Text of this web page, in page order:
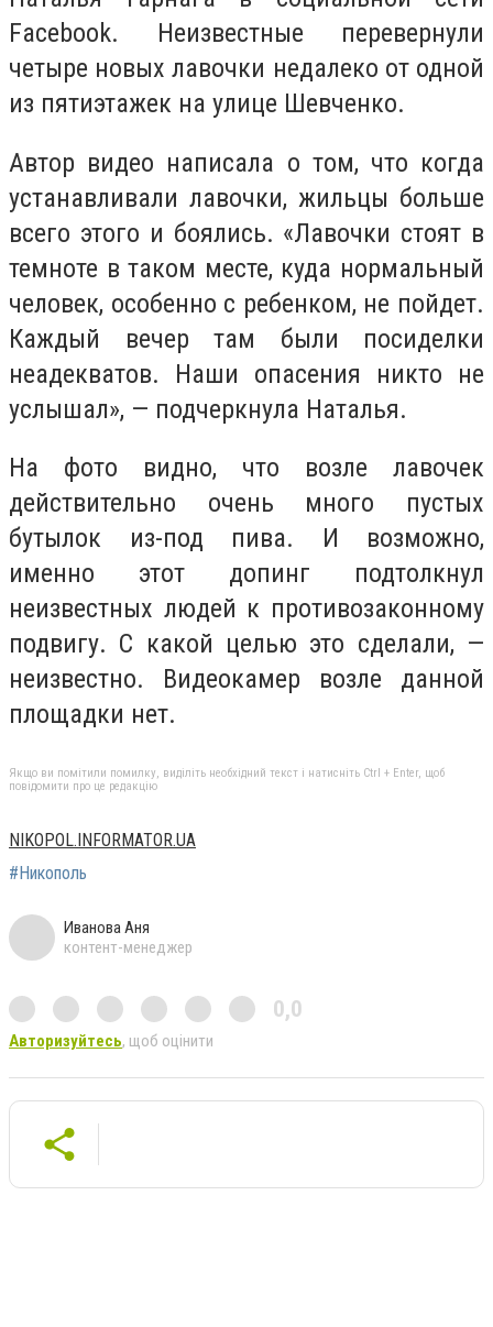
Facebook. Неизвестные перевернули
четыре новых лавочки недалеко от одной
из пятиэтажек на улице Шевченко.
Автор видео написала о том, что когда
устанавливали лавочки, жильцы больше
всего этого и боялись. «Лавочки стоят в
темноте в таком месте, куда нормальный
человек, особенно с ребенком, не пойдет.
Каждый вечер там были посиделки
неадекватов. Наши опасения никто не
услышал», — подчеркнула Наталья.
На фото видно, что возле лавочек
действительно очень много пустых
бутылок из-под пива. И возможно,
именно этот допинг подтолкнул
неизвестных людей к противозаконному
подвигу. С какой целью это сделали, —
неизвестно. Видеокамер возле данной
площадки нет.
Якщо ви помітили помилку, виділіть необхідний текст і натисніть Ctrl + Enter, щоб
повідомити про це редакцію
NIKOPOL.INFORMATOR.UA
#Никополь
Иванова Аня
контент-менеджер
0,0
Авторизуйтесь, щоб оцінити